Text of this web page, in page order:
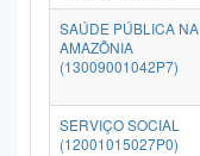
SAÚDE PÚBLICA NA
AMAZÔNIA
(13009001042P7)
SERVIÇO SOCIAL
(12001015027P0)